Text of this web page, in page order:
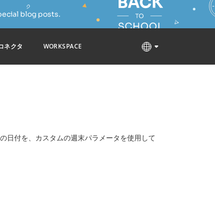
blog posts.
ネクタ WORKSPACE
日付を、カスタムの週末パラメータを使用して